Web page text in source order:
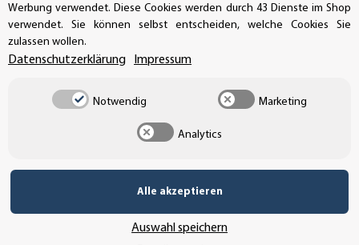
UNSER VERSANDDIENSTLEISTER
Werbung verwendet. Diese Cookies werden durch 43 Dienste im Shop
verwendet. Sie können selbst entscheiden, welche Cookies Sie
zulassen wollen.
Datenschutzerklärung Impressum
Notwendig Marketing
Analytics
Alle akzeptieren
Auswahl speichern